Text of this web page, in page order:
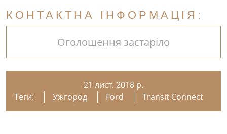
КОНТАКТНА ІНФОРМАЦІЯ:
Оголошення застаріло
21 лист. 2018 р.
Теги:
Ужгород Ford Transit Connect